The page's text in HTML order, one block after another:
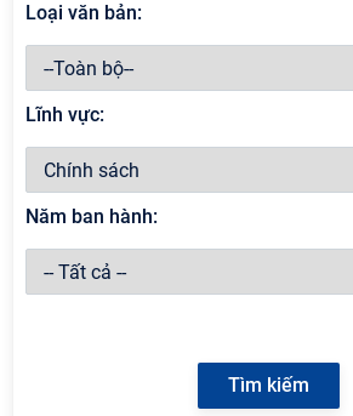
Loại văn bản:
Lĩnh vực:
Năm ban hành: